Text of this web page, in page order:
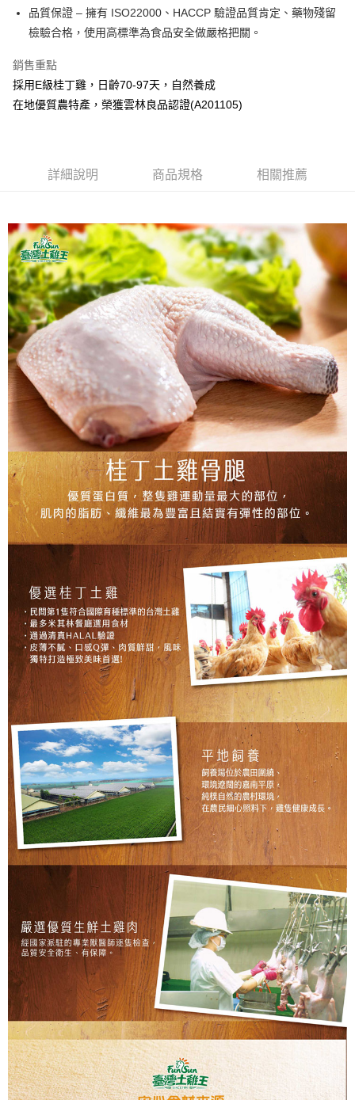
３．安心：先確認商品／服務後，再付款。
【「AFTEE先享後付」結帳流程】
結帳頁面，進行簡訊認證並確認金額後，即可完成結帳。
２．訂單成立數日內，您將收到繳費通知簡訊。
３．收到繳費通知簡訊後14天內，點擊此簡訊中的連結，可透過四大超商／
ATM／網路銀行／等多元方式進行付款，方視為交易完成。
是否繳費成功／繳費後需取消欲退款等相關疑問，請聯繫「AFTEE先享後付
【注意事項】
１．透過由恩沛科技股份有限公司提供之「AFTEE先享後付」服務完成之交
易，需依本服務之必要範圍內提供個人資料，並將交易相關給付款項請求債
權轉讓予恩沛科技股份有限公司。
２．關於個人資料處理事宜，請瀏覽以下網址：
https://aftee.tw/terms/#terms3
３．未成年的使用者請事先徵得法定代理人或監護人之同意方可使用
「AFTEE先享後付」，若未經同意申辦者引起之損失，本公司不負相關責
任。
４．使用「AFTEE先享後付」時，將依據個別帳號之用戶狀況，依本公司即
時審查核予不同之上限額度；若仍有額度不足之情形，本公司將視審查結果
請求用戶進行身份認證。
５．嚴禁一人註冊多個帳號或使用他人資訊註冊。若發現惡意使用之情形，
恩沛科技股份有限公司將有權停止該用戶之使用額度並採取法律行動。
冷凍宅配
每筆NT$190，滿NT$2,000(含以上)免運費
離島冷凍宅配
每筆NT$190，滿NT$2,000(含以上)免運費
品質保證 – 擁有 ISO22000、HACCP 驗證品質肯定、藥物殘留
檢驗合格，使用高標準為食品安全做嚴格把關。
銷售重點
採用E級桂丁雞，日齡70-97天，自然養成
在地優質農特產，榮獲雲林良品認證(A201105)
詳細說明 商品規格 相關推薦